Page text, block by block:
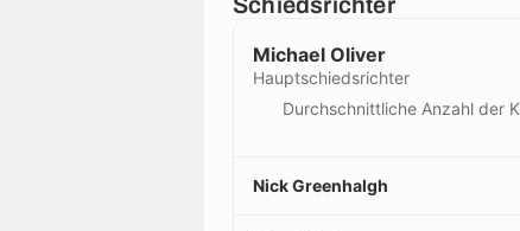
Michael Oliver
Hauptschiedsrichter
Durchschnittliche Anzahl der
Nick Greenhalgh